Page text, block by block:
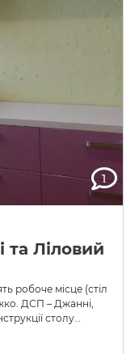
1
та Ліловий
робоче місце (стіл
ДСП – Джанні,
столу